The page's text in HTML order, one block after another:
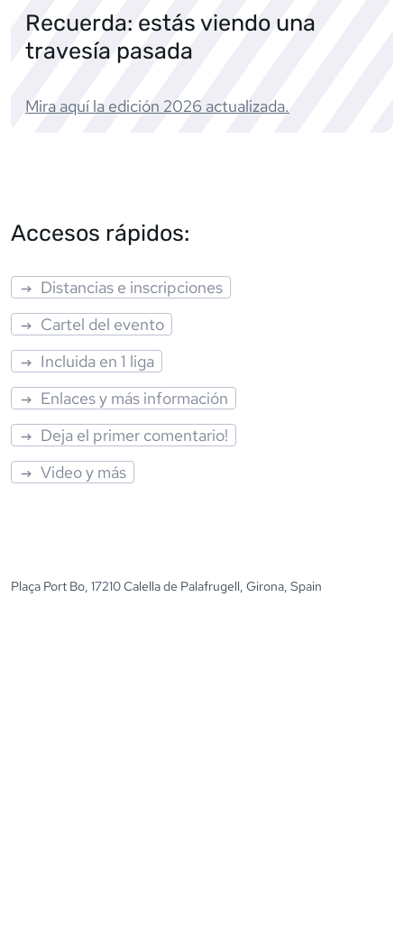
Recuerda: estás viendo una
travesía pasada
Mira aquí la edición 2026 actualizada.
Accesos rápidos:
Distancias e inscripciones
Cartel del evento
Incluida en 1 liga
Enlaces y más información
Deja el primer comentario!
Video y más
Plaça Port Bo, 17210 Calella de Palafrugell, Girona, Spain